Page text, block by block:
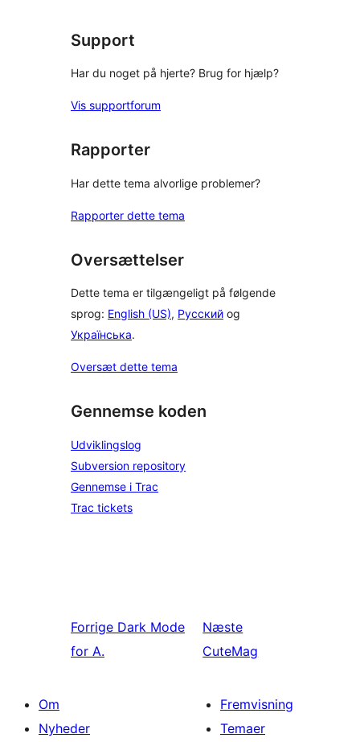
Support
Har du noget på hjerte? Brug for hjælp?
Vis supportforum
Rapporter
Har dette tema alvorlige problemer?
Rapporter dette tema
Oversættelser
Dette tema er tilgængeligt på følgende
sprog: English (US), Русский og
Українська.
Oversæt dette tema
Gennemse koden
Udviklingslog
Subversion repository
Gennemse i Trac
Trac tickets
Forrige Dark Mode
for A.
Næste
CuteMag
Om
Nyheder
Fremvisning
Temaer